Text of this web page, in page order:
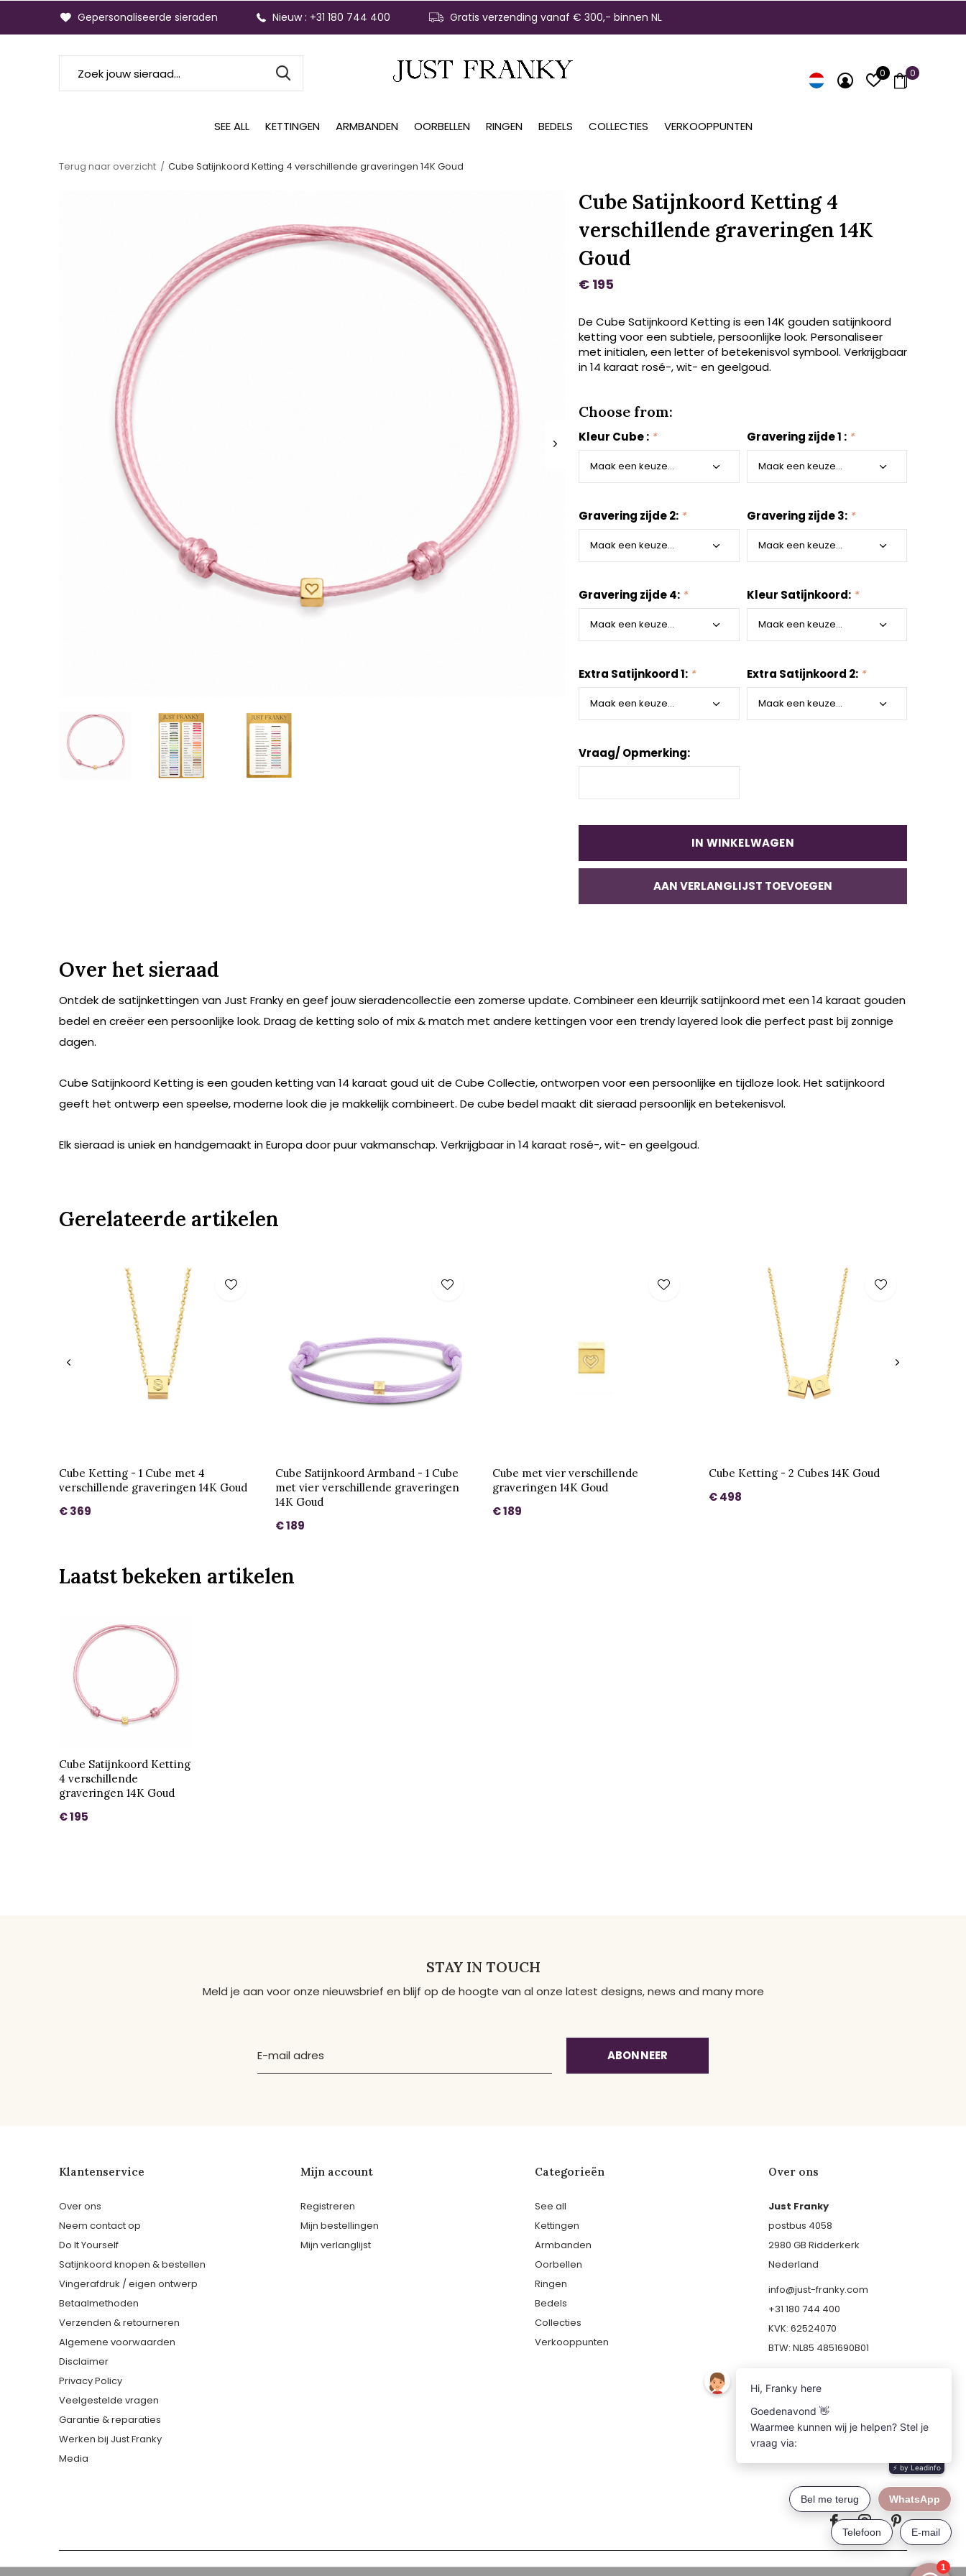
SEE ALL KETTINGEN ARMBANDEN OORBELLEN RINGEN BEDELS COLLECTIES VERKOOPPUNTEN
0 0
Gepersonaliseerde sieraden Nieuw : +31 180 744 400 Gratis verzending vanaf € 300,- binnen NL
Terug naar overzicht Cube Satijnkoord Ketting 4 verschillende graveringen 14K Goud
Cube Satijnkoord Ketting 4
verschillende graveringen 14K
Goud
€ 195
De Cube Satijnkoord Ketting is een 14K gouden satijnkoord
ketting voor een subtiele, persoonlijke look. Personaliseer
met initialen, een letter of betekenisvol symbool. Verkrijgbaar
in 14 karaat rosé-, wit- en geelgoud.
Choose from:
Kleur Cube : * Gravering zijde 1 : *
Gravering zijde 2: * Gravering zijde 3: *
Gravering zijde 4: * Kleur Satijnkoord: *
Extra Satijnkoord 1: * Extra Satijnkoord 2: *
Vraag/ Opmerking:
IN WINKELWAGEN
AAN VERLANGLIJST TOEVOEGEN
Over het sieraad
Ontdek de satijnkettingen van Just Franky en geef jouw sieradencollectie een zomerse update. Combineer een kleurrijk satijnkoord met een 14 karaat gouden
bedel en creëer een persoonlijke look. Draag de ketting solo of mix & match met andere kettingen voor een trendy layered look die perfect past bij zonnige
dagen.
Cube Satijnkoord Ketting is een gouden ketting van 14 karaat goud uit de Cube Collectie, ontworpen voor een persoonlijke en tijdloze look. Het satijnkoord
geeft het ontwerp een speelse, moderne look die je makkelijk combineert. De cube bedel maakt dit sieraad persoonlijk en betekenisvol.
Elk sieraad is uniek en handgemaakt in Europa door puur vakmanschap. Verkrijgbaar in 14 karaat rosé-, wit- en geelgoud.
Gerelateerde artikelen
Cube Ketting - 1 Cube met 4
verschillende graveringen 14K Goud
€ 369
Cube Satijnkoord Armband - 1 Cube
met vier verschillende graveringen
14K Goud
€ 189
Cube met vier verschillende
graveringen 14K Goud
€ 189
Cube Ketting - 2 Cubes 14K Goud
€ 498
Laatst bekeken artikelen
Cube Satijnkoord Ketting
4 verschillende
graveringen 14K Goud
€ 195
STAY IN TOUCH
Meld je aan voor onze nieuwsbrief en blijf op de hoogte van al onze latest designs, news and many more
ABONNEER
Klantenservice
Over ons
Neem contact op
Do It Yourself
Satijnkoord knopen & bestellen
Vingerafdruk / eigen ontwerp
Betaalmethoden
Verzenden & retourneren
Algemene voorwaarden
Disclaimer
Privacy Policy
Veelgestelde vragen
Garantie & reparaties
Werken bij Just Franky
Media
Mijn account
Registreren
Mijn bestellingen
Mijn verlanglijst
Categorieën
See all
Kettingen
Armbanden
Oorbellen
Ringen
Bedels
Collecties
Verkooppunten
Over ons
Just Franky
postbus 4058
2980 GB Ridderkerk
Nederland
info@just-franky.com
+31 180 744 400
KVK: 62524070
BTW: NL85 4851690B01